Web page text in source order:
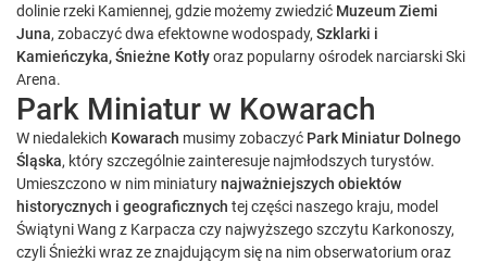
dolinie rzeki Kamiennej, gdzie możemy zwiedzić Muzeum Ziemi
Juna, zobaczyć dwa efektowne wodospady, Szklarki i
Kamieńczyka, Śnieżne Kotłyoraz popularny ośrodek narciarski Ski
Arena.
Park Miniatur w Kowarach
W niedalekich Kowarach musimy zobaczyć Park Miniatur Dolnego
Śląska, który szczególnie zainteresuje najmłodszych turystów.
Umieszczono w nim miniaturynajważniejszych obiektów
historycznych i geograficznych tej części naszego kraju, model
Świątyni Wang z Karpacza czy najwyższego szczytu Karkonoszy,
czyli Śnieżki wraz ze znajdującym się na nim obserwatorium oraz